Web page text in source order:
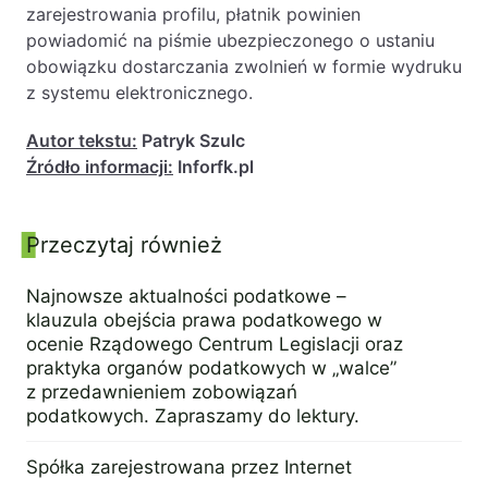
zarejestrowania profilu, płatnik powinien
powiadomić na piśmie ubezpieczonego o ustaniu
obowiązku dostarczania zwolnień w formie wydruku
z systemu elektronicznego.
Autor tekstu: Patryk Szulc
Źródło informacji: Inforfk.pl
Panel boczny
Przeczytaj również
Najnowsze aktualności podatkowe –
klauzula obejścia prawa podatkowego w
ocenie Rządowego Centrum Legislacji oraz
praktyka organów podatkowych w „walce”
z przedawnieniem zobowiązań
podatkowych. Zapraszamy do lektury.
Spółka zarejestrowana przez Internet